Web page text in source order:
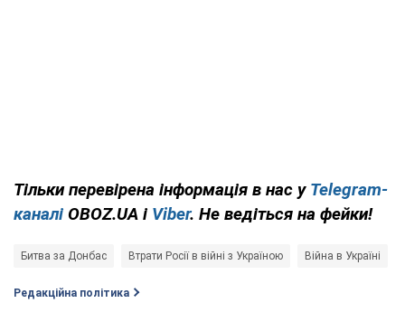
Тільки перевірена інформація в нас у Telegram-
каналі OBOZ.UA і Viber. Не ведіться на фейки!
Битва за Донбас Втрати Росії в війні з Україною Війна в Україні
Редакційна політика